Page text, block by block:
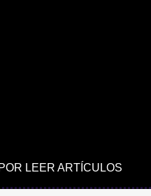
LEER ARTÍCULOS